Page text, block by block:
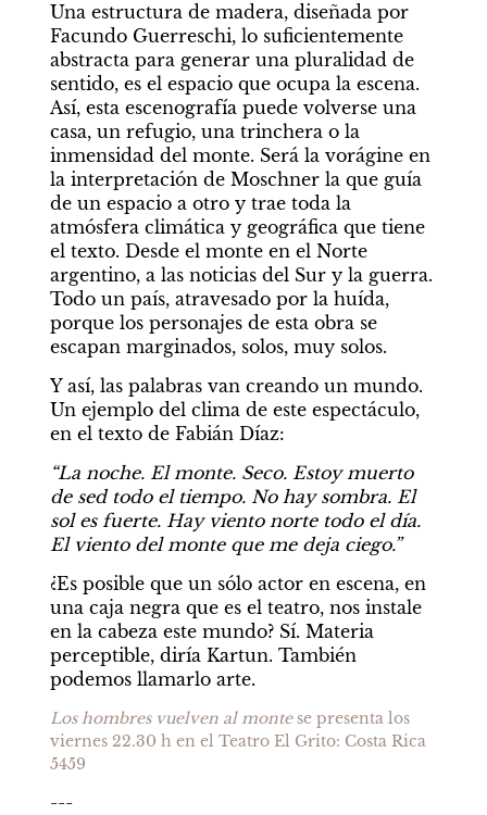
Una estructura de madera, diseñada por
Facundo Guerreschi, lo suficientemente
abstracta para generar una pluralidad de
sentido, es el espacio que ocupa la escena.
Así, esta escenografía puede volverse una
casa, un refugio, una trinchera o la
inmensidad del monte. Será la vorágine en
la interpretación de Moschner la que guía
de un espacio a otro y trae toda la
atmósfera climática y geográfica que tiene
el texto. Desde el monte en el Norte
argentino, a las noticias del Sur y la guerra.
Todo un país, atravesado por la huída,
porque los personajes de esta obra se
escapan marginados, solos, muy solos.
Y así, las palabras van creando un mundo.
Un ejemplo del clima de este espectáculo,
en el texto de Fabián Díaz:
“La noche. El monte. Seco. Estoy muerto
de sed todo el tiempo. No hay sombra. El
sol es fuerte. Hay viento norte todo el día.
El viento del monte que me deja ciego.”
¿Es posible que un sólo actor en escena, en
una caja negra que es el teatro, nos instale
en la cabeza este mundo? Sí. Materia
perceptible, diría Kartun. También
podemos llamarlo arte.
Los hombres vuelven al monte se presenta los
viernes 22.30 h en el Teatro El Grito: Costa Rica
5459
---